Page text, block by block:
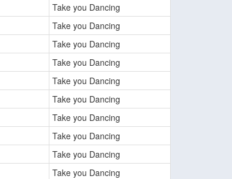
Take you Dancing
Take you Dancing
Take you Dancing
Take you Dancing
Take you Dancing
Take you Dancing
Take you Dancing
Take you Dancing
Take you Dancing
Take you Dancing